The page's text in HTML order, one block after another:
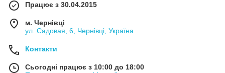
Працює з 30.04.2015
м. Чернівці
ул. Садовая, 6, Чернівці, Україна
Контакти
Сьогодні працює з 10:00 до 18:00